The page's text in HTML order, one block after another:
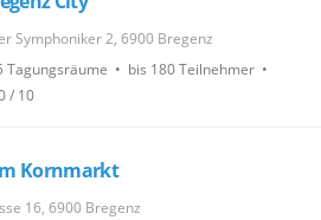
Symphoniker 2, 6900 Bregenz
Tagungsräume • bis 180 Teilnehmer •
/ 10
Kornmarkt
16, 6900 Bregenz